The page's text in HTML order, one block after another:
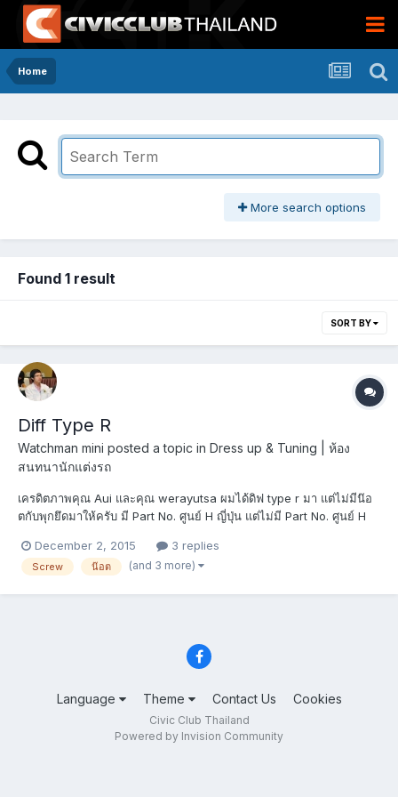
Home
More search options
Found 1 result
SORT BY
Diff Type R
Watchman mini posted a topic in Dress up & Tuning | ห้อง
สนทนานักแต่งรถ
เครดิตภาพคุณ Aui และคุณ werayutsa ผมได้ดิฟ type r มา แต่ไม่มีน๊อ
ตกับพุกยึดมาให้ครับ มี Part No. ศูนย์ H ญี่ปุ่น แต่ไม่มี Part No. ศูนย์ H
ใช้ 3 ตัว เบอร์ 37 "93903-445G0" ใช้ 2 ตัว เบอร์ 38 "93903-453G0"
ใช้ 5 ตัว เบอร์ 41 "9...
December 2, 2015 3 replies
Screw น๊อต (and 3 more)
Language Theme Contact Us Cookies
Civic Club Thailand
Powered by Invision Community